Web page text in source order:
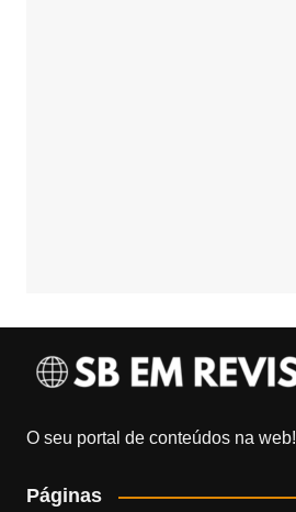
O seu portal de conteúdos na web!
Páginas